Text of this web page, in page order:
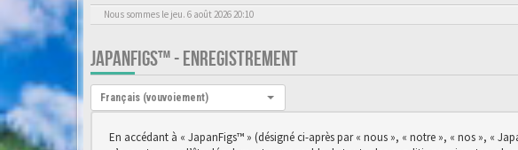
Nous sommes le jeu. 6 août 2026 20:10
JAPANFIGS™ - ENREGISTREMENT
Langue :
Français (vouvoiement)
En accédant à « JapanFigs™ » (désigné ci-après par « nous », « notre », « nos », «